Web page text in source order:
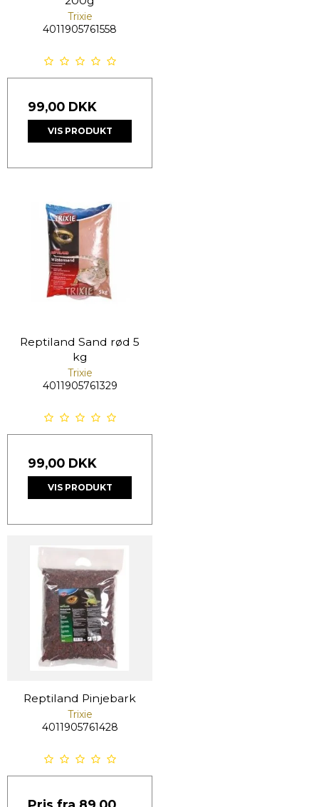
Trixie
4011905761558
99,00 DKK
VIS PRODUKT
Reptiland Sand rød 5
kg
Trixie
4011905761329
99,00 DKK
VIS PRODUKT
Reptiland Pinjebark
Trixie
4011905761428